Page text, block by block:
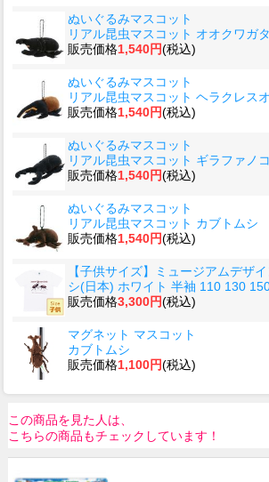
ぬいぐるみマスコット
リアル昆虫マスコット オオクワガタ
販売価格1,540円(税込)
ぬいぐるみマスコット
リアル昆虫マスコット ヘラクレス
販売価格1,540円(税込)
ぬいぐるみマスコット
リアル昆虫マスコット ギラファノ
販売価格1,540円(税込)
ぬいぐるみマスコット
リアル昆虫マスコット カブトムシ
販売価格1,540円(税込)
【子供サイズ】ミュージアムデザ
シ(日本) ホワイト 半袖 110 130
販売価格3,300円(税込)
マグネット マスコット
カブトムシ
販売価格1,100円(税込)
この商品を見た人は、
こちらの商品もチェックしています！